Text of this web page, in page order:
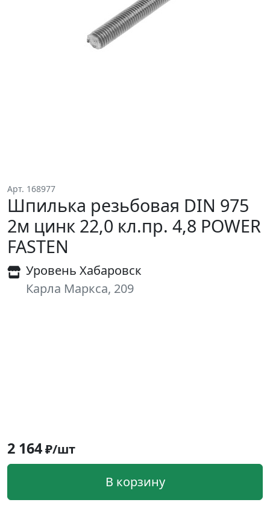
Арт. 168977
Шпилька резьбовая DIN 975
2м цинк 22,0 кл.пр. 4,8 POWER
FASTEN
Уровень Хабаровск
Карла Маркса, 209
2 164₽/шт
В корзину